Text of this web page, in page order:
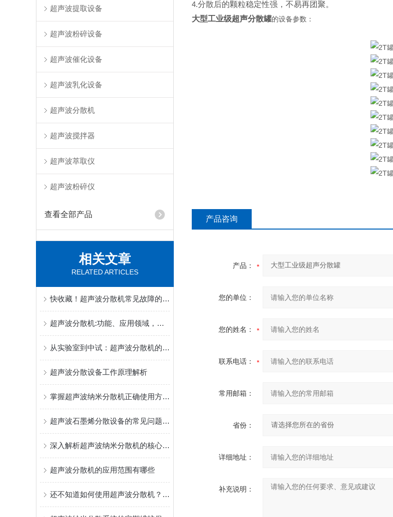
超声波提取设备
超声波粉碎设备
超声波催化设备
超声波乳化设备
超声波分散机
超声波搅拌器
超声波萃取仪
超声波粉碎仪
查看全部产品
相关文章
RELATED ARTICLES
快收藏！超声波分散机常见故障的对应解决妙招
超声波分散机:功能、应用领域，处理量及如何选型(哪些功率)
从实验室到中试：超声波分散机的应用与优势
超声波分散设备工作原理解析
掌握超声波纳米分散机正确使用方法是实现纳米级均匀的关键
超声波石墨烯分散设备的常见问题相应解决方法分享
深入解析超声波纳米分散机的核心构成
超声波分散机的应用范围有哪些
还不知道如何使用超声波分散机？进来看
4.分散后的颗粒稳定性强，不易再团聚。
大型工业级超声分散罐的设备参数：
产品咨询
产品：
您的单位：
您的姓名：
联系电话：
常用邮箱：
省份：
详细地址：
补充说明：